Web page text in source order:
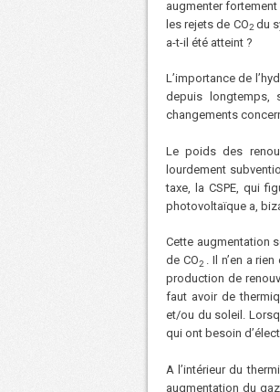
augmenter
les rejets de CO2du
a-t-il été atteint ?
L’importance de
depuis longtemps,
changements
Le poids des
lourdement
taxe, la CSPE, qui
photovoltaïque a,
Cette augmentation
de CO2. Il n’en a
production de
faut avoir de
et/ou du soleil.
qui ont besoin
A l’intérieur du
augmentation du